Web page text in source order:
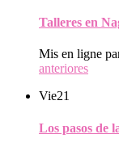
Talleres en
Mis en ligne
anteriores
Vie21
Los pasos de